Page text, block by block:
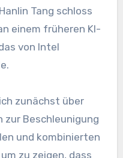
Tang schloss
einem früheren KI-
von Intel
zunächst über
zur Beschleunigung
und kombinierten
zu zeigen, dass